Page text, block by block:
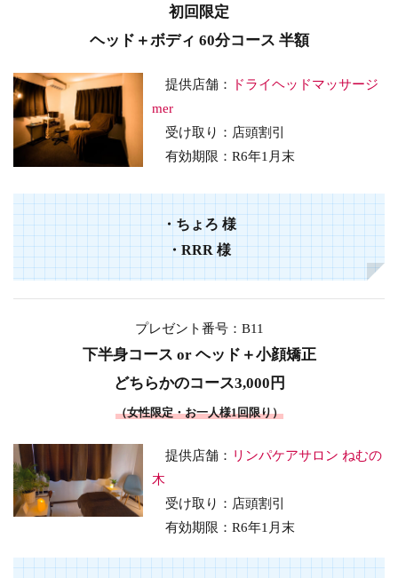
初回限定
ヘッド＋ボディ 60分コース 半額
提供店舗：
ドライヘッドマッサージ
mer
受け取り：店頭割引
有効期限：R6年1月末
・ちょろ様
・RRR様
プレゼント番号：B11
下半身コース or ヘッド＋小顔矯正
どちらかのコース3,000円
（女性限定・お一人様1回限り）
提供店舗： リンパケアサロン ねむの
木
受け取り：店頭割引
有効期限：R6年1月末